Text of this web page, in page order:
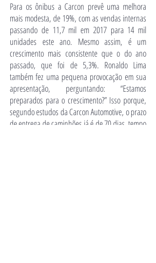
Para os ônibus a Carcon prevê uma melhora
mais modesta, de 19%, com as vendas internas
passando de 11,7 mil em 2017 para 14 mil
unidades este ano. Mesmo assim, é um
crescimento mais consistente que o do ano
passado, que foi de 5,3%. Ronaldo Lima
também fez uma pequena provocação em sua
apresentação, perguntando: “Estamos
preparados para o crescimento?” Isso porque,
segundo estudos da Carcon Automotive, o prazo
de entrega de caminhões já é de 70 dias, tempo